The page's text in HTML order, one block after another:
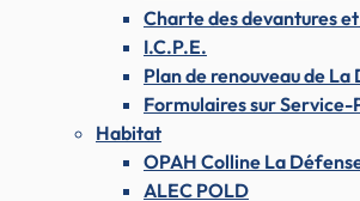
Charte des devantures
I.C.P.E.
Plan de renouveau de La
Formulaires sur
Habitat
OPAH Colline La
ALEC POLD